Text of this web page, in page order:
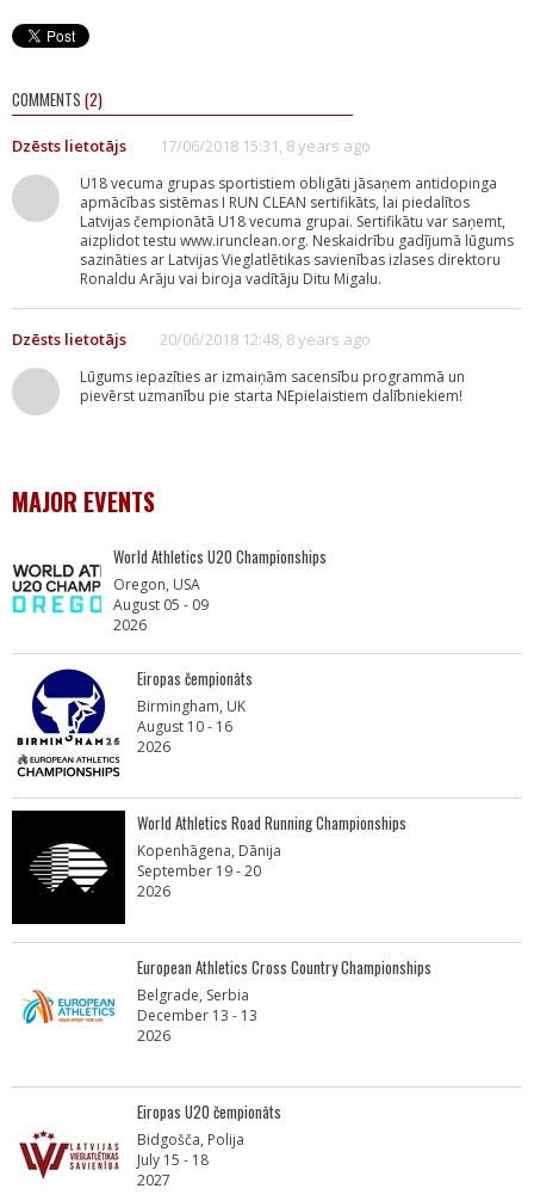
COMMENTS (2)
Dzēsts lietotājs 17/06/2018 15:31, 8 years ago
U18 vecuma grupas sportistiem obligāti jāsaņem antidopinga
apmācības sistēmas I RUN CLEAN sertifikāts, lai piedalītos
Latvijas čempionātā U18 vecuma grupai. Sertifikātu var saņemt,
aizplidot testu www.irunclean.org. Neskaidrību gadījumā lūgums
sazināties ar Latvijas Vieglatlētikas savienības izlases direktoru
Ronaldu Arāju vai biroja vadītāju Ditu Migalu.
Dzēsts lietotājs 20/06/2018 12:48, 8 years ago
Lūgums iepazīties ar izmaiņām sacensību programmā un
pievērst uzmanību pie starta NEpielaistiem dalībniekiem!
MAJOR EVENTS
World Athletics U20 Championships
Oregon, USA
August 05 - 09
2026
Eiropas čempionāts
Birmingham, UK
August 10 - 16
2026
World Athletics Road Running Championships
Kopenhāgena, Dānija
September 19 - 20
2026
European Athletics Cross Country Championships
Belgrade, Serbia
December 13 - 13
2026
Eiropas U20 čempionāts
Bidgošča, Polija
July 15 - 18
2027